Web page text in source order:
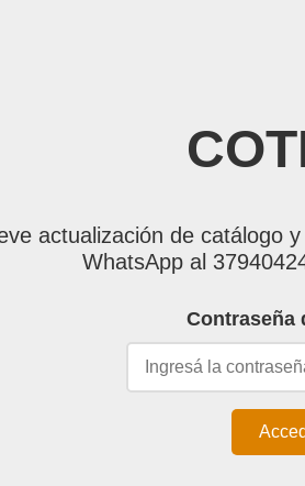
actualización de catálogo
WhatsApp al
Contraseña